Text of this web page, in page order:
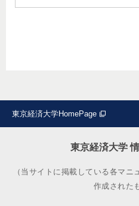
東京経済大学HomePage
東京経済大学
（当サイトに掲載している各マ
作成された